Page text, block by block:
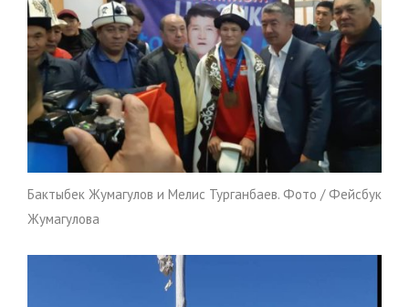
Бактыбек Жумагулов и Мелис Турганбаев. Фото / Фейсбук
Жумагулова